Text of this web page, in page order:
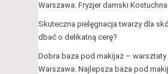
Warszawa. Fryzjer damski Kostuchna
Skuteczna pielęgnacja twarzy dla
dbać o delikatną cerę?
Dobra baza pod makijaż – warsztaty
Warszawa. Najlepsza baza pod